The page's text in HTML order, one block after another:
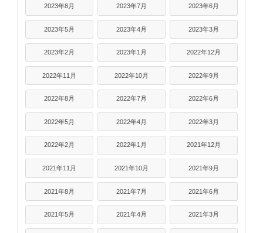
2023年8月 2023年7月 2023年6月
2023年5月 2023年4月 2023年3月
2023年2月 2023年1月 2022年12月
2022年11月 2022年10月 2022年9月
2022年8月 2022年7月 2022年6月
2022年5月 2022年4月 2022年3月
2022年2月 2022年1月 2021年12月
2021年11月 2021年10月 2021年9月
2021年8月 2021年7月 2021年6月
2021年5月 2021年4月 2021年3月